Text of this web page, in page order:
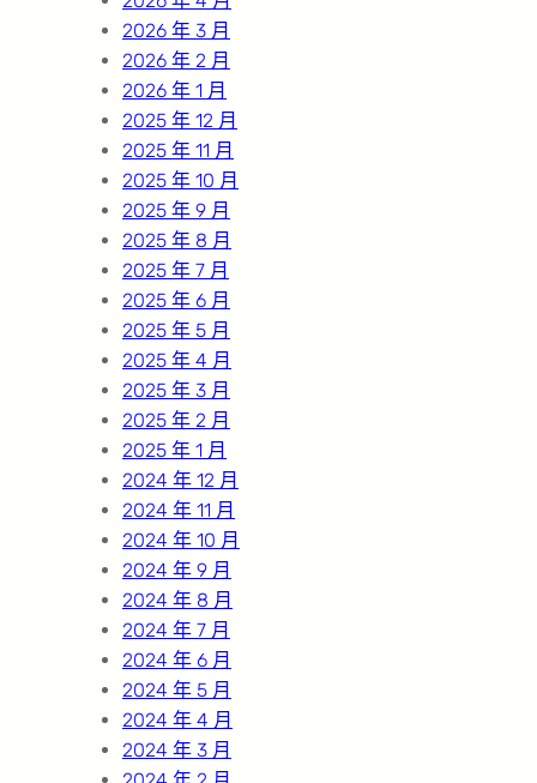
2026 年 3 月
2026 年 2 月
2026 年 1 月
2025 年 12 月
2025 年 11 月
2025 年 10 月
2025 年 9 月
2025 年 8 月
2025 年 7 月
2025 年 6 月
2025 年 5 月
2025 年 4 月
2025 年 3 月
2025 年 2 月
2025 年 1 月
2024 年 12 月
2024 年 11 月
2024 年 10 月
2024 年 9 月
2024 年 8 月
2024 年 7 月
2024 年 6 月
2024 年 5 月
2024 年 4 月
2024 年 3 月